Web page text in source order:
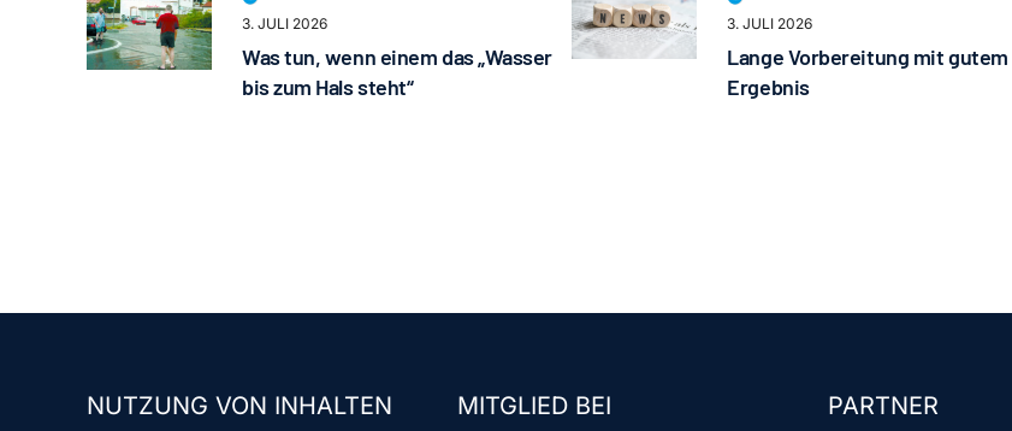
3. JULI 2026
Was tun, wenn einem das „Wasser
bis zum Hals steht“
3. JULI 2026
Lange Vorbereitung mit gutem
Ergebnis
NUTZUNG VON INHALTEN
MITGLIED BEI PARTNER